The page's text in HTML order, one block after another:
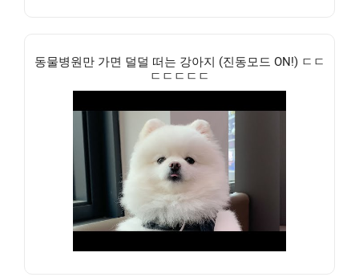
동물병원만 가면 덜덜 떠는 강아지 (진동모드 ON!) ㄷㄷ
ㄷㄷㄷㄷㄷ